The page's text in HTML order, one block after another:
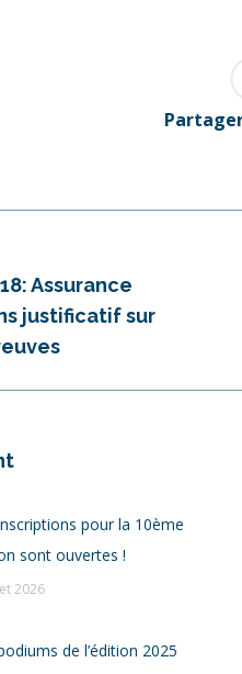
Assurance
justificatif sur
pour la 10ème
sont ouvertes !
2026
de l’édition 2025